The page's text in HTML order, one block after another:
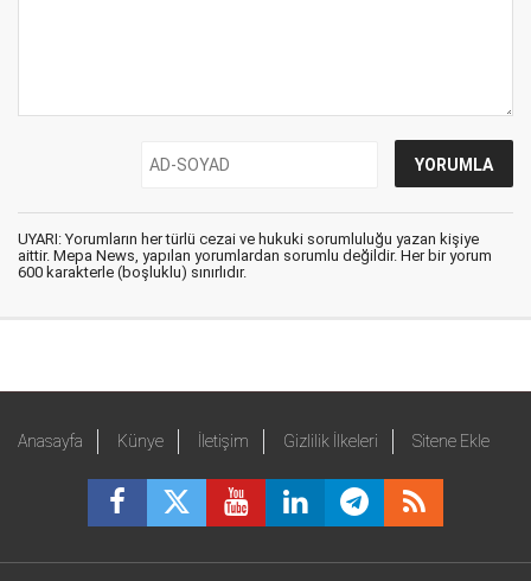
UYARI: Yorumların her türlü cezai ve hukuki sorumluluğu yazan kişiye
aittir. Mepa News, yapılan yorumlardan sorumlu değildir. Her bir yorum
600 karakterle (boşluklu) sınırlıdır.
Anasayfa Künye İletişim Gizlilik İlkeleri Sitene Ekle